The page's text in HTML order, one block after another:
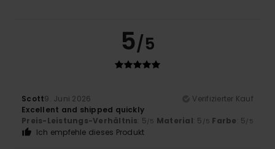
5/5
Scott9. Juni 2026
Verifizierter Kauf
Excellent and shipped quickly
Preis-Leistungs-Verhältnis: 5/5 Material: 5 /5 Farbe: 5/5
Ich empfehle dieses Produkt